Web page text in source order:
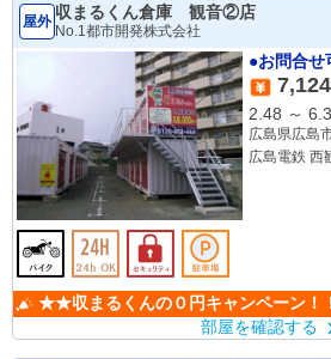
屋外 収まるくん倉庫 観音②店
No.1都市開発株式会社
●お問合せ
7,124
2.48 ～
広島県広島
広島電鉄 西
★★収まるくんの０円キャンペーン
部屋を確認する